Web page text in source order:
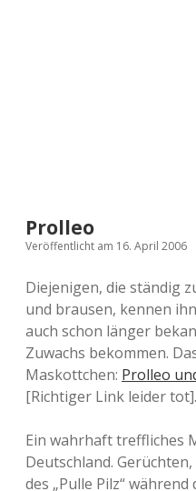
Prolleo
Veröffentlicht am 16. April 2006
Diejenigen, die ständig
und brausen, kennen
auch schon länger
Zuwachs bekommen.
Maskottchen: Prolleo
[Richtiger Link leider tot].
Ein wahrhaft treffliches
Deutschland.
des „Pulle Pilz“